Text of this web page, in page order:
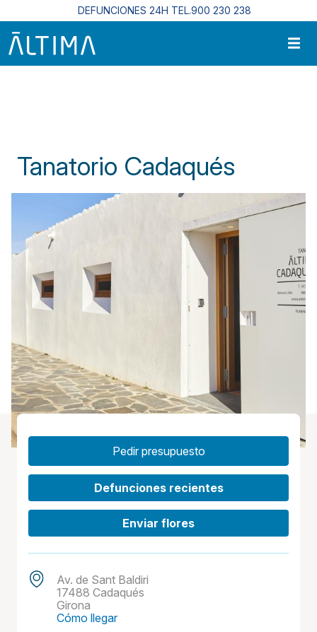
Pasar al contenido principal
DEFUNCIONES 24H TEL.900 230 238
Tanatorio Cadaqués
Pedir presupuesto
Defunciones recientes
Enviar flores
Av. de Sant Baldiri
17488 Cadaqués
Girona
Cómo llegar